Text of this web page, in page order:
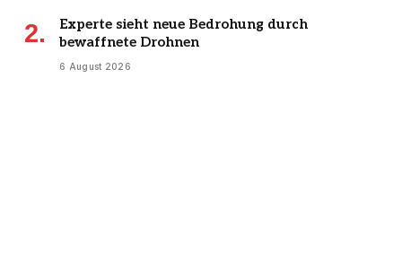
Experte sieht neue Bedrohung durch
bewaffnete Drohnen
6 August 2026